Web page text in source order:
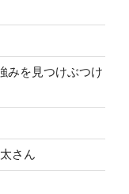
みを見つけぶつけ
さん